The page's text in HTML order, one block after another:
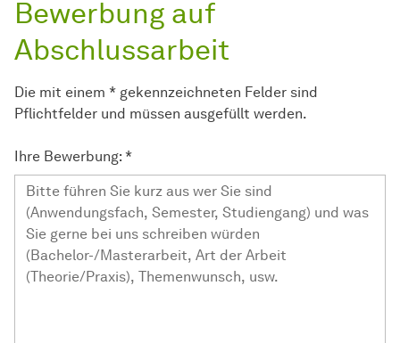
Bewerbung auf
Abschlussarbeit
Die mit einem * gekennzeichneten Felder sind
Pflichtfelder und müssen ausgefüllt werden.
Ihre Bewerbung: *